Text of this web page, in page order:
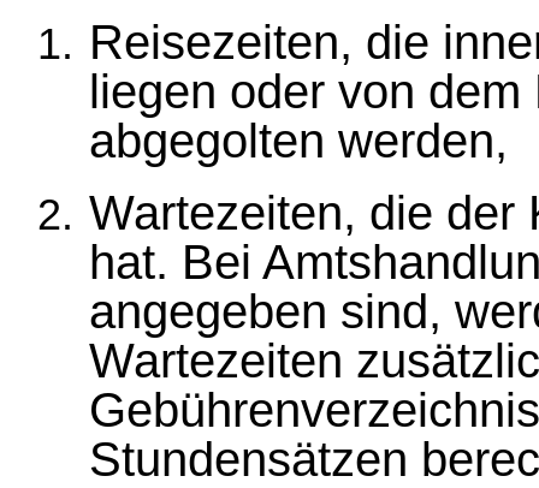
Reisezeiten, die
liegen oder von
abgegolten werden,
Wartezeiten, die der
hat. Bei
angegeben sind,
Wartezeiten
Stundensätzen